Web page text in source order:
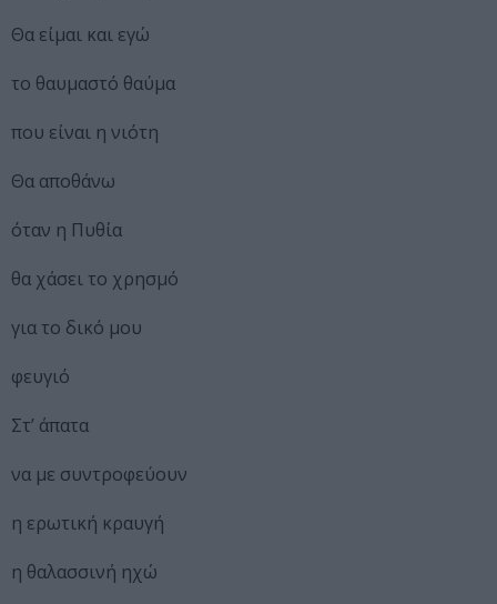
Θα είμαι και εγώ
το θαυμαστό θαύμα
που είναι η νιότη
Θα αποθάνω
όταν η Πυθία
θα χάσει το χρησμό
για το δικό μου
φευγιό
Στ’ άπατα
να με συντροφεύουν
η ερωτική κραυγή
η θαλασσινή ηχώ